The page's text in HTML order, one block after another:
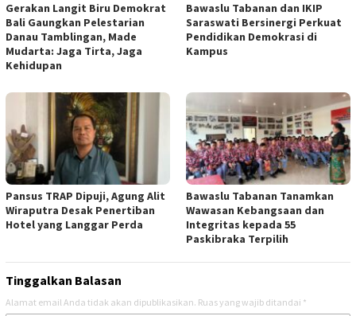
Gerakan Langit Biru Demokrat
Bali Gaungkan Pelestarian
Danau Tamblingan, Made
Mudarta: Jaga Tirta, Jaga
Kehidupan
Bawaslu Tabanan dan IKIP
Saraswati Bersinergi Perkuat
Pendidikan Demokrasi di
Kampus
Pansus TRAP Dipuji, Agung Alit
Wiraputra Desak Penertiban
Hotel yang Langgar Perda
Bawaslu Tabanan Tanamkan
Wawasan Kebangsaan dan
Integritas kepada 55
Paskibraka Terpilih
Tinggalkan Balasan
Alamat email Anda tidak akan dipublikasikan. Ruas yang wajib ditandai *